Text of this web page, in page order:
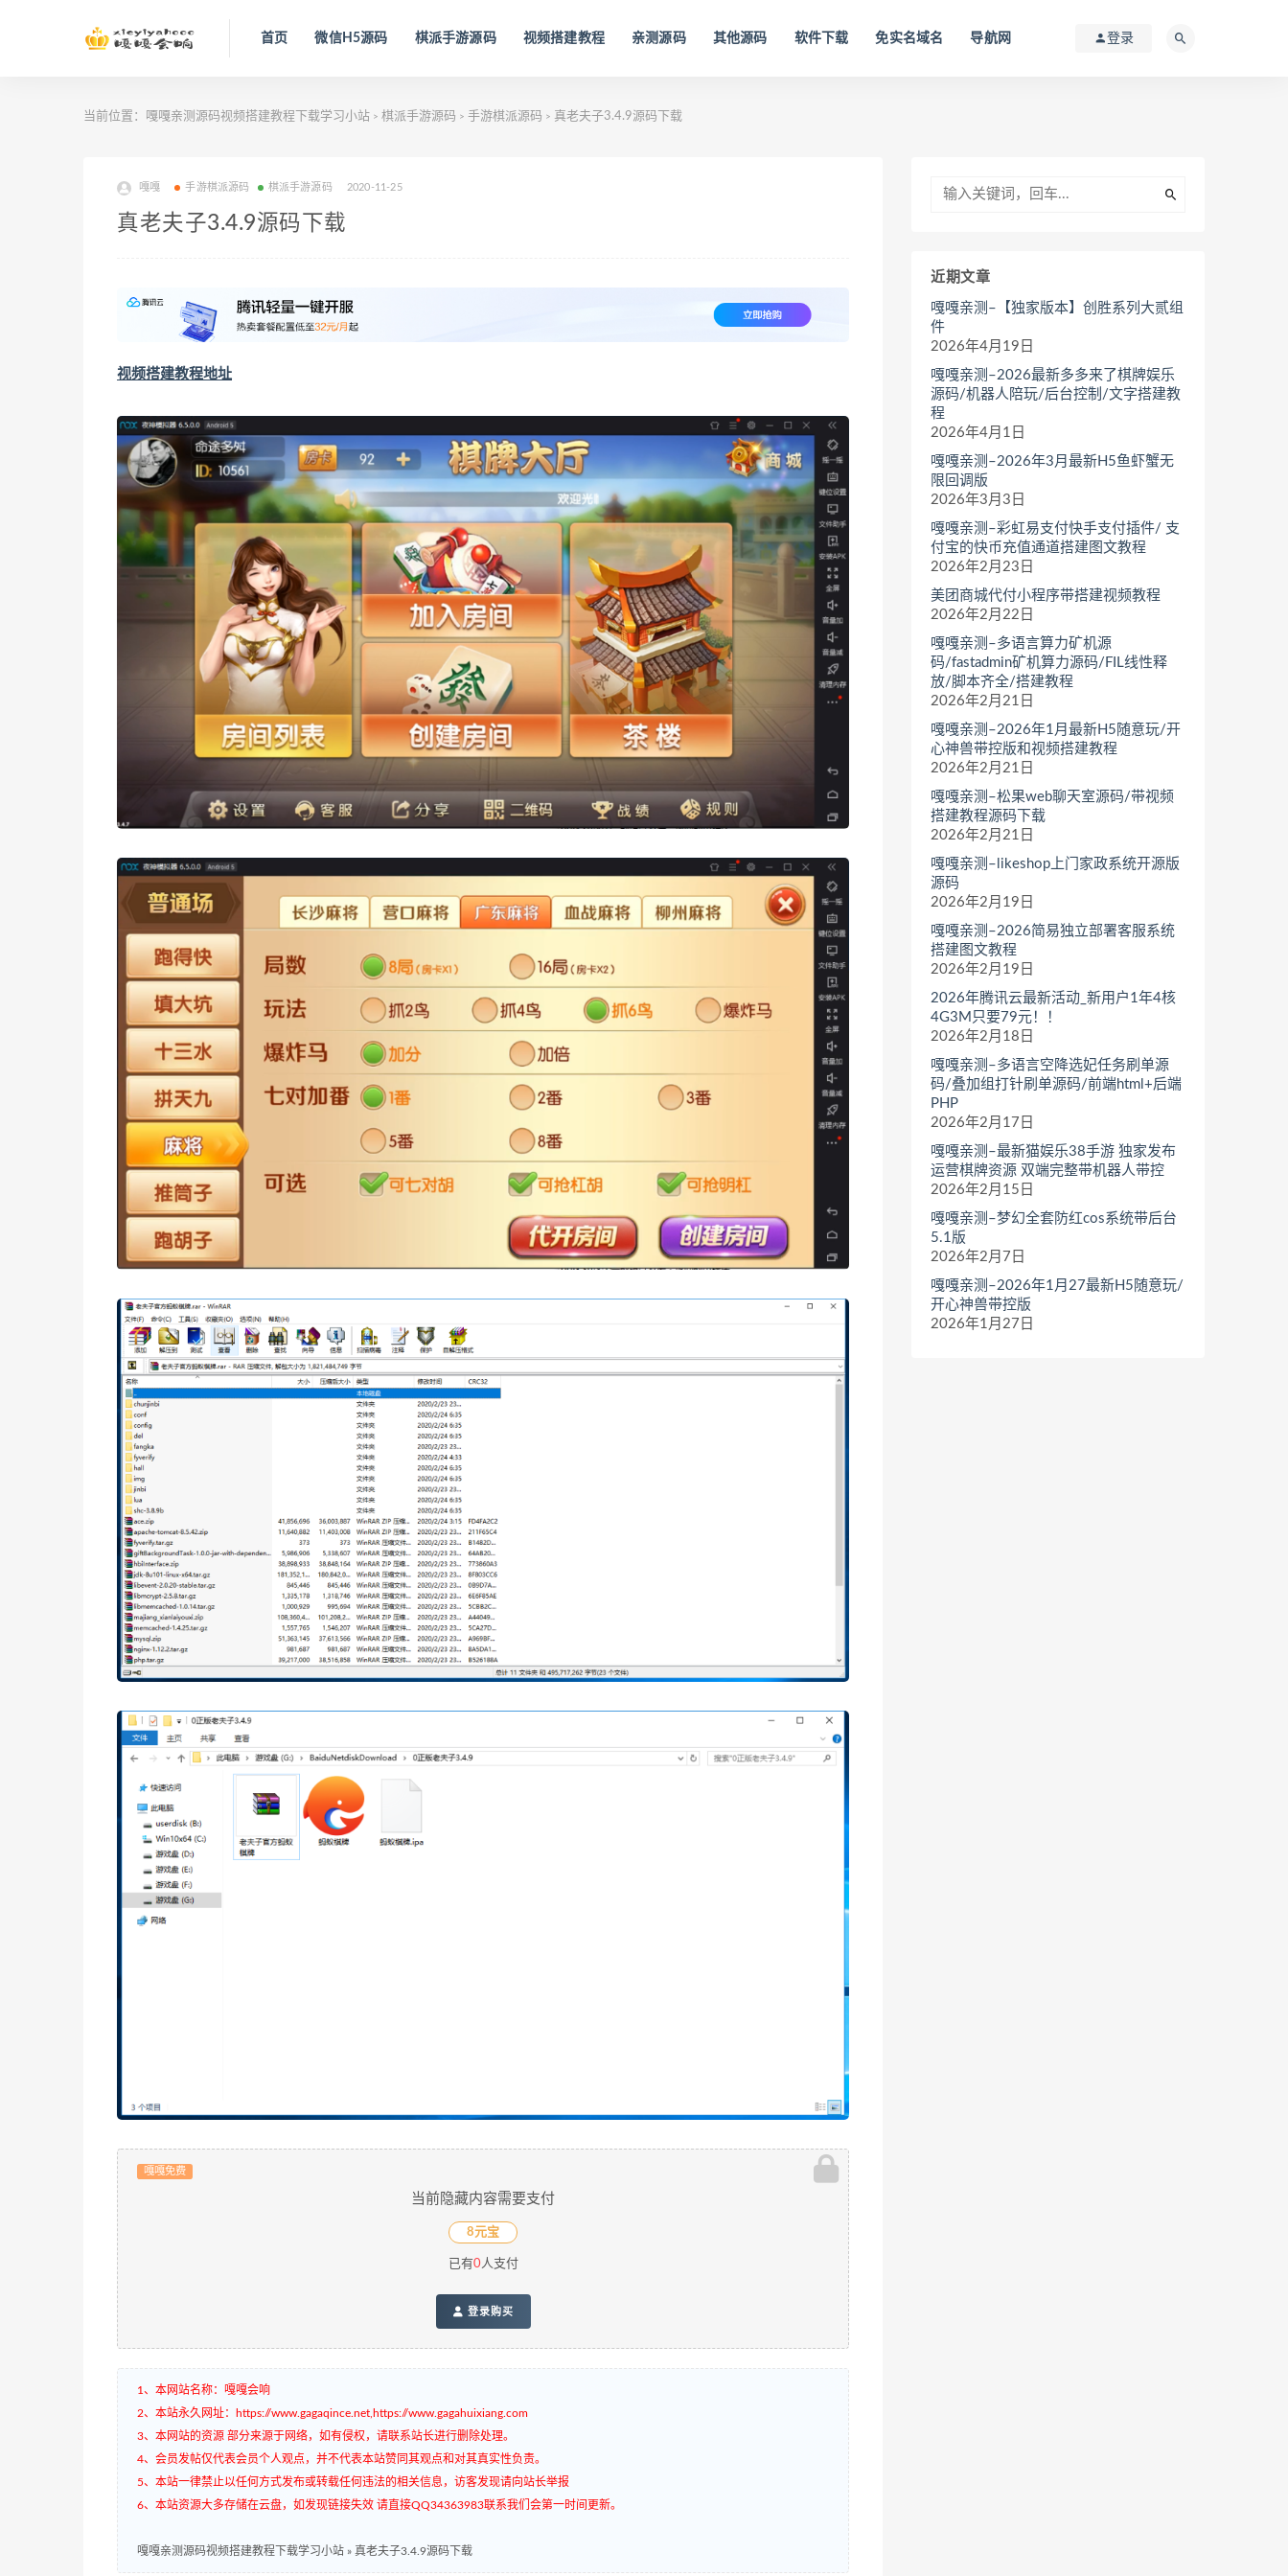
首页 微信H5源码 棋派手游源码 视频搭建教程 亲测源码 其他源码 软件下载 免实名域名 导航网 登录
当前位置： 嘎嘎亲测源码视频搭建教程下载学习小站 > 棋派手游源码 > 手游棋派源码 > 真老夫子3.4.9源码下载
嘎嘎 手游棋派源码 棋派手游源码 2020-11-25
真老夫子3.4.9源码下载
视频搭建教程地址
嘎嘎免费
当前隐藏内容需要支付
8元宝
已有0人支付
登录购买
1、本网站名称：嘎嘎会响
2、本站永久网址：https://www.gagaqince.net,https://www.gagahuixiang.com
3、本网站的资源 部分来源于网络，如有侵权，请联系站长进行删除处理。
4、会员发帖仅代表会员个人观点，并不代表本站赞同其观点和对其真实性负责。
5、本站一律禁止以任何方式发布或转载任何违法的相关信息，访客发现请向站长举报
6、本站资源大多存储在云盘，如发现链接失效 请直接QQ34363983联系我们会第一时间更新。
嘎嘎亲测源码视频搭建教程下载学习小站 » 真老夫子3.4.9源码下载
近期文章
嘎嘎亲测–【独家版本】创胜系列大贰组
件
2026年4月19日
嘎嘎亲测–2026最新多多来了棋牌娱乐
源码/机器人陪玩/后台控制/文字搭建教
程
2026年4月1日
嘎嘎亲测–2026年3月最新H5鱼虾蟹无
限回调版
2026年3月3日
嘎嘎亲测–彩虹易支付快手支付插件/ 支
付宝的快币充值通道搭建图文教程
2026年2月23日
美团商城代付小程序带搭建视频教程
2026年2月22日
嘎嘎亲测–多语言算力矿机源
码/fastadmin矿机算力源码/FIL线性释
放/脚本齐全/搭建教程
2026年2月21日
嘎嘎亲测–2026年1月最新H5随意玩/开
心神兽带控版和视频搭建教程
2026年2月21日
嘎嘎亲测–松果web聊天室源码/带视频
搭建教程源码下载
2026年2月21日
嘎嘎亲测–likeshop上门家政系统开源版
源码
2026年2月19日
嘎嘎亲测–2026简易独立部署客服系统
搭建图文教程
2026年2月19日
2026年腾讯云最新活动_新用户1年4核
4G3M只要79元！！
2026年2月18日
嘎嘎亲测–多语言空降选妃任务刷单源
码/叠加组打针刷单源码/前端html+后端
PHP
2026年2月17日
嘎嘎亲测–最新猫娱乐38手游 独家发布
运营棋牌资源 双端完整带机器人带控
2026年2月15日
嘎嘎亲测–梦幻全套防红cos系统带后台
5.1版
2026年2月7日
嘎嘎亲测–2026年1月27最新H5随意玩/
开心神兽带控版
2026年1月27日